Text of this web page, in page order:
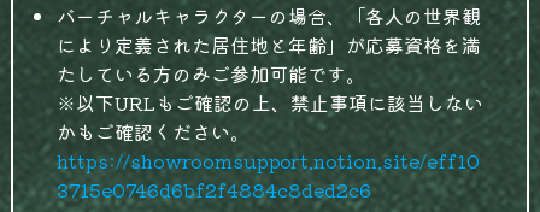
バーチャルキャラクターの場合、「各人の世界観
により定義された居住地と年齢」が応募資格を満
たしている方のみご参加可能です。
※以下URLもご確認の上、禁止事項に該当しない
かもご確認ください。
https://showroomsupport.notion.site/eff10
3715e0746d6bf2f4884c8ded2c6